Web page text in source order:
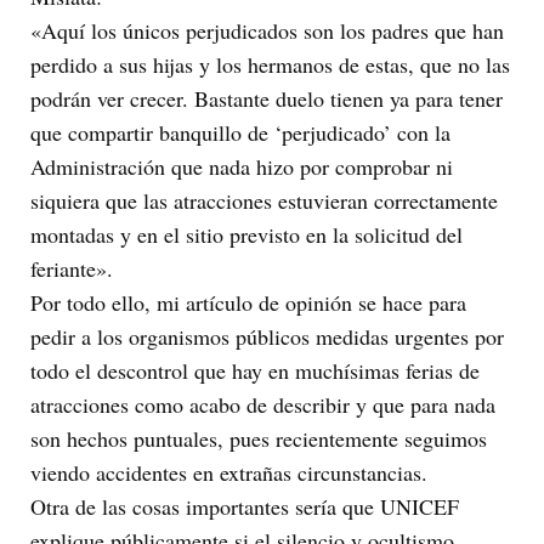
«Aquí los únicos perjudicados son los padres que han
perdido a sus hijas y los hermanos de estas, que no las
podrán ver crecer. Bastante duelo tienen ya para tener
que compartir banquillo de ‘perjudicado’ con la
Administración que nada hizo por comprobar ni
siquiera que las atracciones estuvieran correctamente
montadas y en el sitio previsto en la solicitud del
feriante».
Por todo ello, mi artículo de opinión se hace para
pedir a los organismos públicos medidas urgentes por
todo el descontrol que hay en muchísimas ferias de
atracciones como acabo de describir y que para nada
son hechos puntuales, pues recientemente seguimos
viendo accidentes en extrañas circunstancias.
Otra de las cosas importantes sería que UNICEF